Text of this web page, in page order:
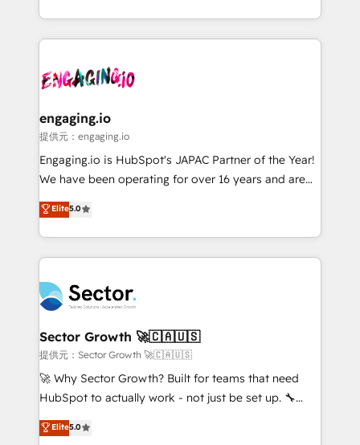
knowledge retrieval—built in HubSpot. ⚡ Fast-Track
advanced optimization & adoption 📍 São Paulo, BR
• Des Moines, IA • New York, NY
estruturar processos integrar sistemas organizar
dados e automatizar operações. O objetivo é
operacional de receita conectando equipes
Também somos distribuidores oficiais da HubSpot
e de mais de 150 softwares globais permitindo
contratar e pagar a HubSpot em reais com nota
fiscal no Brasil e gerar economia de até 50% na
Oferecemos ainda agentes de IA especializados em
HubSpot que automatizam tarefas executam rotinas
empresas em 13 países utilizam a Nexforce. Somos
a maior parceira da HubSpot na América Latina e
líder no ranking global de sucesso do cliente da
HubSpot.
engaging.io
提供元：engaging.io
Engaging.io is HubSpot's JAPAC Partner of the Year!
We have been operating for over 16 years and are
one of HubSpot's most experienced and technically
capable Agency Partners globally. We specialise in
complex CRM migrations, implementations,
integrations, custom CMS portal development,
businesses. Our teams are based in North America
and APAC. We are HubSpot's top-ranked Advanced
Implementation Certified Partner and we contribute
to their advisory council. We strive to do 'good work
with good people' and have worked with incredible
brands. You can see some of them on our website,
Elite5.0
Sector Growth 🚀🇨🇦🇺🇸
提供元：Sector Growth 🚀🇨🇦🇺🇸
🚀 Why Sector Growth? Built for teams that need
HubSpot to actually work - not just be set up. 🔧
HubSpot Experts: Onboarding, migrations,
automation, and training built for adoption. ⚡ Highly
Elite5.0